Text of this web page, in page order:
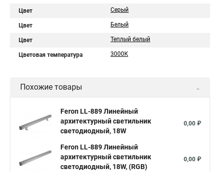
Цвет Серый
Цвет Белый
Цвет Теплый белый
Цветовая температура 3000К
Похожие товары
Feron LL-889 Линейный
архитектурный светильник
светодиодный, 18W
0,00 ₽
Feron LL-889 Линейный
архитектурный светильник
светодиодный, 18W, (RGB)
0,00 ₽